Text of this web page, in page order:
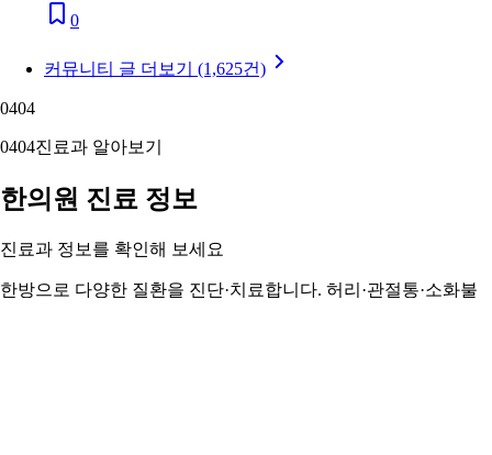
0
커뮤니티 글 더보기 (1,625건)
0404
0404진료과 알아보기
한의원 진료 정보
진료과 정보를 확인해 보세요
한방으로 다양한 질환을 진단·치료합니다. 허리·관절통·소화불